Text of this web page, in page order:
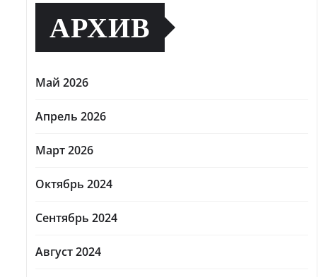
АРХИВ
Май 2026
Апрель 2026
Март 2026
Октябрь 2024
Сентябрь 2024
Август 2024